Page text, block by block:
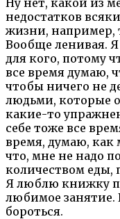
недостатков
жизни, например,
Вообще ленивая.
для кого, потому
все время думаю,
чтобы ничего не
людьми, которые
какие-то
себе тоже все
время, думаю, как
что, мне не надо
количеством еды,
Я люблю книжку
любимое занятие.
бороться.